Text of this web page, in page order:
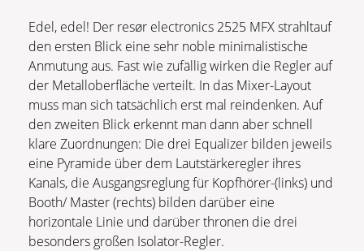
Edel, edel! Der resør electronics 2525 MFX strahltauf
den ersten Blick eine sehr noble minimalistische
Anmutung aus. Fast wie zufällig wirken die Regler auf
der Metalloberfläche verteilt. In das Mixer-Layout
muss man sich tatsächlich erst mal reindenken. Auf
den zweiten Blick erkennt man dann aber schnell
klare Zuordnungen: Die drei Equalizer bilden jeweils
eine Pyramide über dem Lautstärkeregler ihres
Kanals, die Ausgangsreglung für Kopfhörer-(links) und
Booth/ Master (rechts) bilden darüber eine
horizontale Linie und darüber thronen die drei
besonders großen Isolator-Regler.